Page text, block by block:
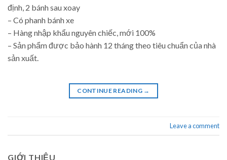
định, 2 bánh sau xoay
– Có phanh bánh xe
– Hàng nhập khẩu nguyên chiếc, mới 100%
– Sản phẩm được bảo hành 12 tháng theo tiêu chuẩn của nhà
sản xuất.
CONTINUE READING →
Leave a comment
GIỚI THIỆU